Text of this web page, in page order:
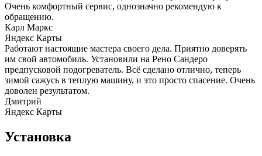
Очень комфортный сервис, однозначно рекомендую к
обращению.
Карл Маркс
Яндекс Карты
Работают настоящие мастера своего дела. Приятно доверять
им свой автомобиль. Установили на Рено Сандеро
предпусковой подогреватель. Всё сделано отлично, теперь
зимой сажусь в теплую машину, и это просто спасение. Очень
доволен результатом.
Дмитрий
Яндекс Карты
Установка